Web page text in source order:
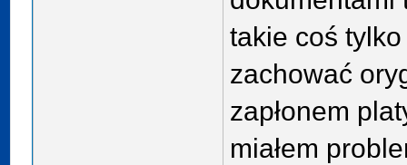
takie coś tylko
zachować
zapłonem
miałem